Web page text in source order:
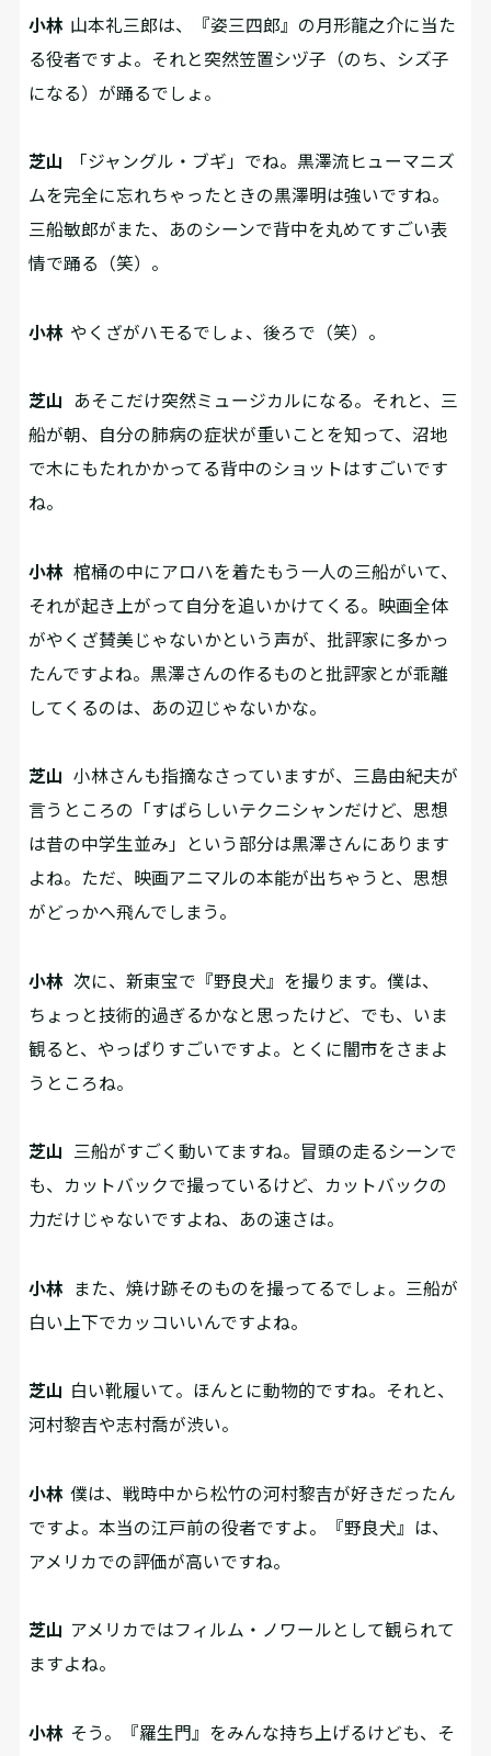
小林 山本礼三郎は、『姿三四郎』の月形龍之介に当た
る役者ですよ。それと突然笠置シヅ子（のち、シズ子
になる）が踊るでしょ。
芝山
「ジャングル・ブギ」でね。黒澤流ヒューマニズ
ムを完全に忘れちゃったときの黒澤明は強いですね。
三船敏郎がまた、あのシーンで背中を丸めてすごい表
情で踊る（笑）。
小林 やくざがハモるでしょ、後ろで（笑）。
芝山
あそこだけ突然ミュージカルになる。それと、三
船が朝、自分の肺病の症状が重いことを知って、沼地
で木にもたれかかってる背中のショットはすごいです
ね。
小林 棺桶の中にアロハを着たもう一人の三船がいて、
それが起き上がって自分を追いかけてくる。映画全体
がやくざ賛美じゃないかという声が、批評家に多かっ
たんですよね。黒澤さんの作るものと批評家とが乖離
してくるのは、あの辺じゃないかな。
芝山 小林さんも指摘なさっていますが、三島由紀夫が
言うところの「すばらしいテクニシャンだけど、思想
は昔の中学生並み」という部分は黒澤さんにあります
よね。ただ、映画アニマルの本能が出ちゃうと、思想
がどっかへ飛んでしまう。
小林 次に、新東宝で『野良犬』を撮ります。僕は、
ちょっと技術的過ぎるかなと思ったけど、でも、いま
観ると、やっぱりすごいですよ。とくに闇市をさまよ
うところね。
芝山
三船がすごく動いてますね。冒頭の走るシーンで
も、カットバックで撮っているけど、カットバックの
力だけじゃないですよね、あの速さは。
小林 また、焼け跡そのものを撮ってるでしょ。三船が
白い上下でカッコいいんですよね。
芝山 白い靴履いて。ほんとに動物的ですね。それと、
河村黎吉や志村喬が渋い。
小林 僕は、戦時中から松竹の河村黎吉が好きだったん
ですよ。本当の江戸前の役者ですよ。『野良犬』は、
アメリカでの評価が高いですね。
芝山 アメリカではフィルム・ノワールとして観られて
ますよね。
小林 そう。『羅生門』をみんな持ち上げるけども、そ